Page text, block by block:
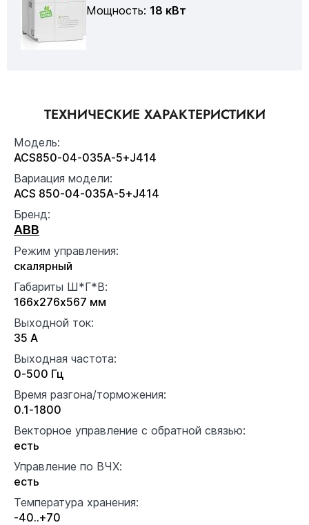
Мощность: 18 кВт
ТЕХНИЧЕСКИЕ ХАРАКТЕРИСТИКИ
Модель:
ACS850-04-035A-5+J414
Вариация модели:
ACS 850-04-035A-5+J414
Бренд:
ABB
Режим управления:
скалярный
Габариты Ш*Г*В:
166x276x567 мм
Выходной ток:
35 А
Выходная частота:
0-500 Гц
Время разгона/торможения:
0.1-1800
Векторное управление с обратной связью:
есть
Управление по ВЧХ:
есть
Температура хранения:
-40..+70